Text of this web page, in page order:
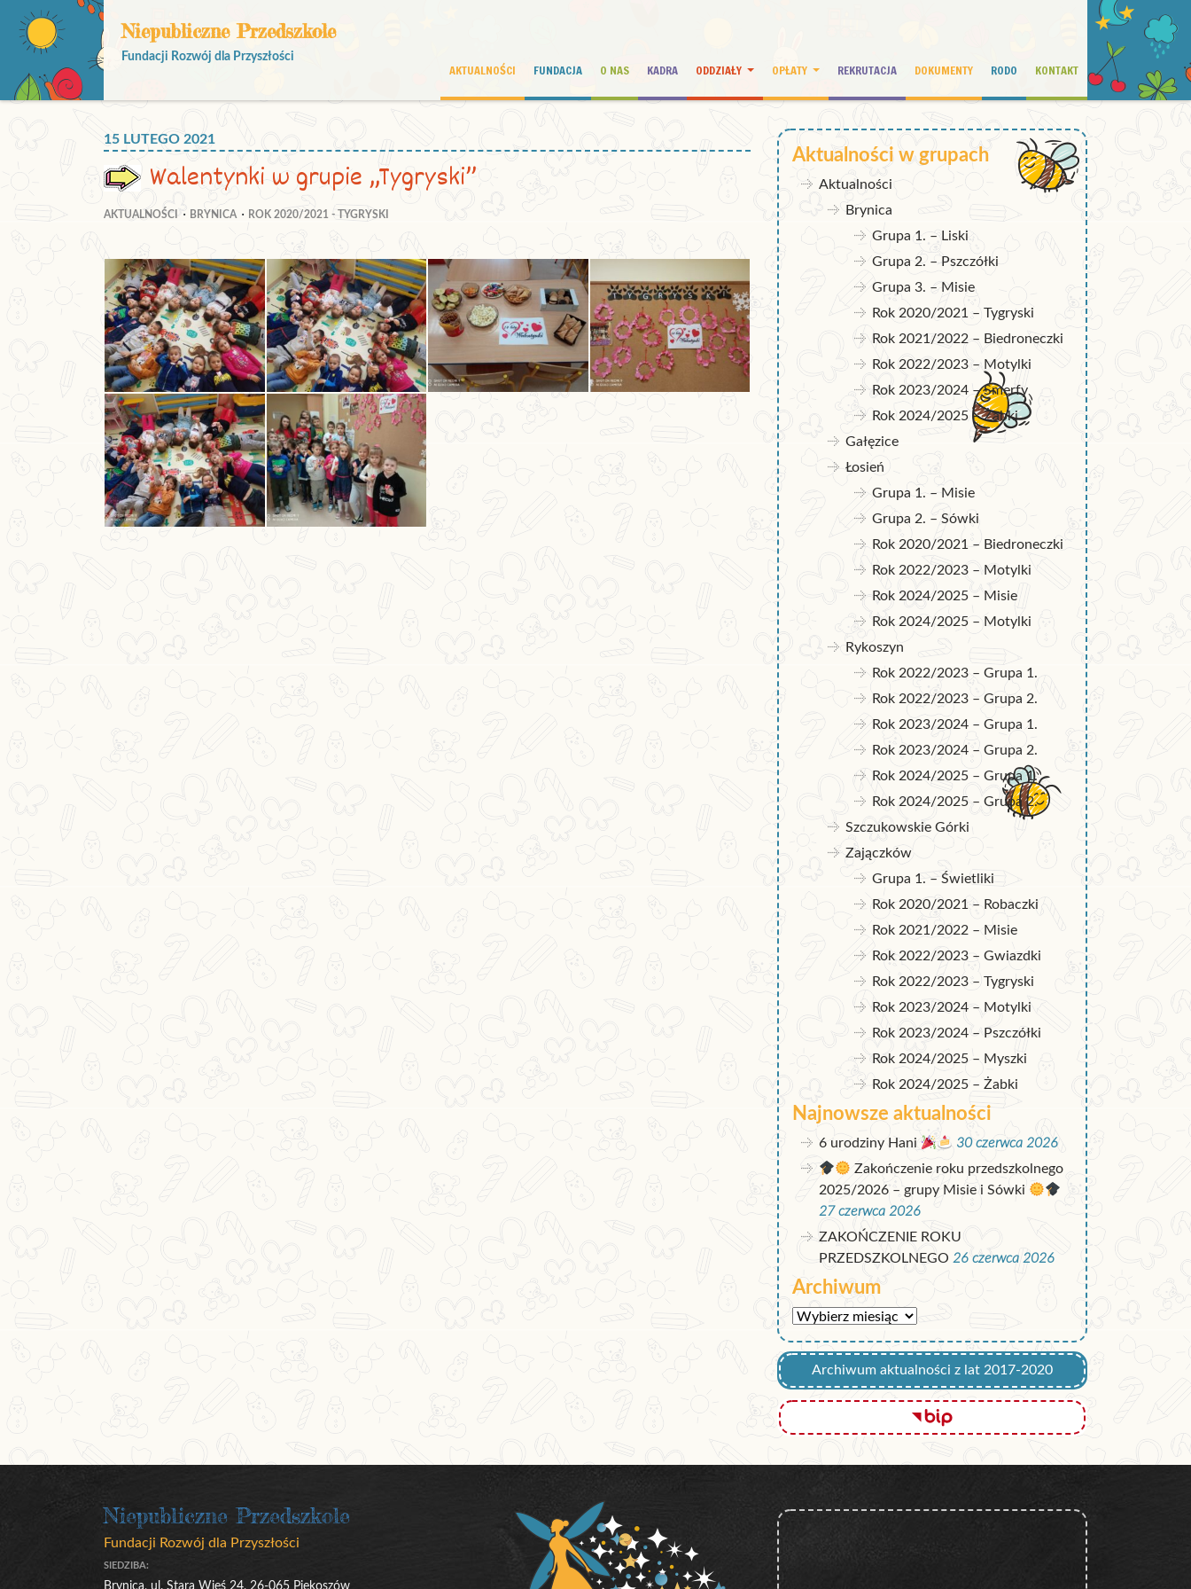
Niepubliczne Przedszkole
Fundacji Rozwój dla Przyszłości
AKTUALNOŚCI FUNDACJA O NAS KADRA ODDZIAŁY OPŁATY REKRUTACJA DOKUMENTY RODO KONTAKT
15 LUTEGO 2021
Walentynki w grupie „Tygryski”
AKTUALNOŚCI BRYNICA ROK 2020/2021 - TYGRYSKI
Aktualności w grupach
Aktualności
Brynica
Grupa 1. – Liski
Grupa 2. – Pszczółki
Grupa 3. – Misie
Rok 2020/2021 – Tygryski
Rok 2021/2022 – Biedroneczki
Rok 2022/2023 – Motylki
Rok 2023/2024 – Smerfy
Rok 2024/2025 – Żabki
Gałęzice
Łosień
Grupa 1. – Misie
Grupa 2. – Sówki
Rok 2020/2021 – Biedroneczki
Rok 2022/2023 – Motylki
Rok 2024/2025 – Misie
Rok 2024/2025 – Motylki
Rykoszyn
Rok 2022/2023 – Grupa 1.
Rok 2022/2023 – Grupa 2.
Rok 2023/2024 – Grupa 1.
Rok 2023/2024 – Grupa 2.
Rok 2024/2025 – Grupa 1.
Rok 2024/2025 – Grupa 2.
Szczukowskie Górki
Zajączków
Grupa 1. – Świetliki
Rok 2020/2021 – Robaczki
Rok 2021/2022 – Misie
Rok 2022/2023 – Gwiazdki
Rok 2022/2023 – Tygryski
Rok 2023/2024 – Motylki
Rok 2023/2024 – Pszczółki
Rok 2024/2025 – Myszki
Rok 2024/2025 – Żabki
Najnowsze aktualności
6 urodziny Hani
30 czerwca 2026
Zakończenie roku przedszkolnego
2025/2026 – grupy Misie i Sówki
27 czerwca 2026
ZAKOŃCZENIE ROKU
PRZEDSZKOLNEGO 26 czerwca 2026
Archiwum
Archiwum
Archiwum aktualności z lat 2017-2020
Niepubliczne Przedszkole
Fundacji Rozwój dla Przyszłości
SIEDZIBA:
Brynica, ul. Stara Wieś 24, 26-065 Piekoszów